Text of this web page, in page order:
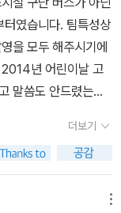
였습니다. 팀특성상
을 모두 해주시기에
2014년 어린이날 고
말씀도 안드렸는데
고양원더스의 모 코
지 기자리라 하더
려서 어린이날이고 조
”코친님,죄송하지만
더보기